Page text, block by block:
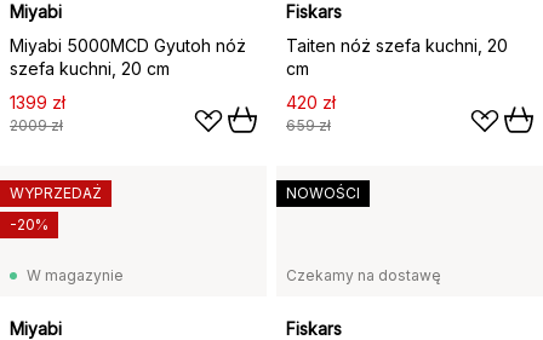
Miyabi
Miyabi 5000MCD Gyutoh nóż
szefa kuchni, 20 cm
1399 zł
2009 zł
Fiskars
Taiten nóż szefa kuchni, 20
cm
420 zł
659 zł
W magazynie
Miyabi
WYPRZEDAŻ
-20%
Czekamy na dostawę
Fiskars
NOWOŚCI